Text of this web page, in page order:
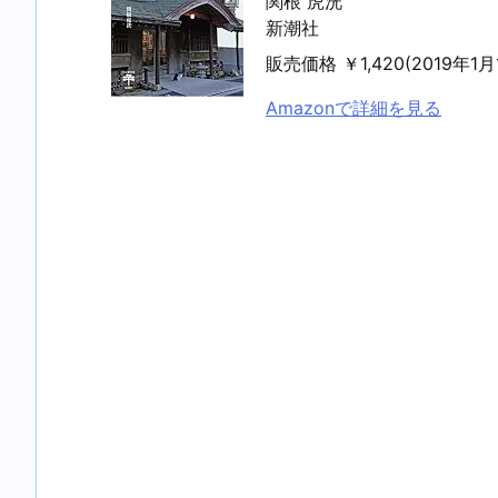
新潮社
販売価格 ￥1,420(2019年1
Amazonで詳細を見る